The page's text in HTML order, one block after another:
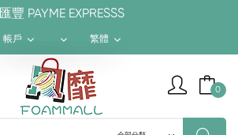
匯豐 PAYME EXPRESSS
帳戶 繁體
繁體
簡体
0